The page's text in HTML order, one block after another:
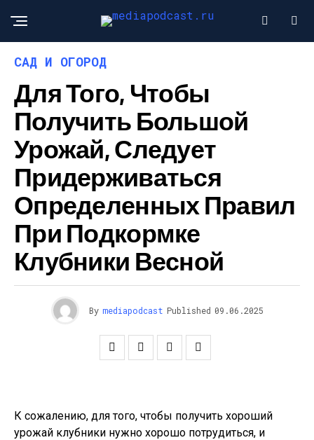
САД И ОГОРОД
Для Того, Чтобы
Получить Большой
Урожай, Следует
Придерживаться
Определенных Правил
При Подкормке
Клубники Весной
By mediapodcast Published 09.06.2025
К сожалению, для того, чтобы получить хороший
урожай клубники нужно хорошо потрудиться, и